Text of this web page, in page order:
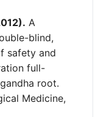
A
blind,
safety and
full-
root.
Medicine,